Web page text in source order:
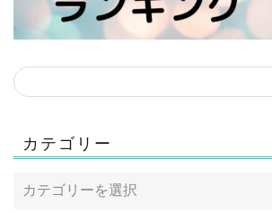
カテゴリー